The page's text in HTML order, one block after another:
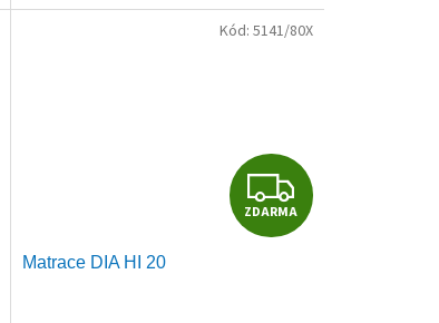
Z
D
ZDARMA
Matrace DIA HI 20
Kód: 5141/80X